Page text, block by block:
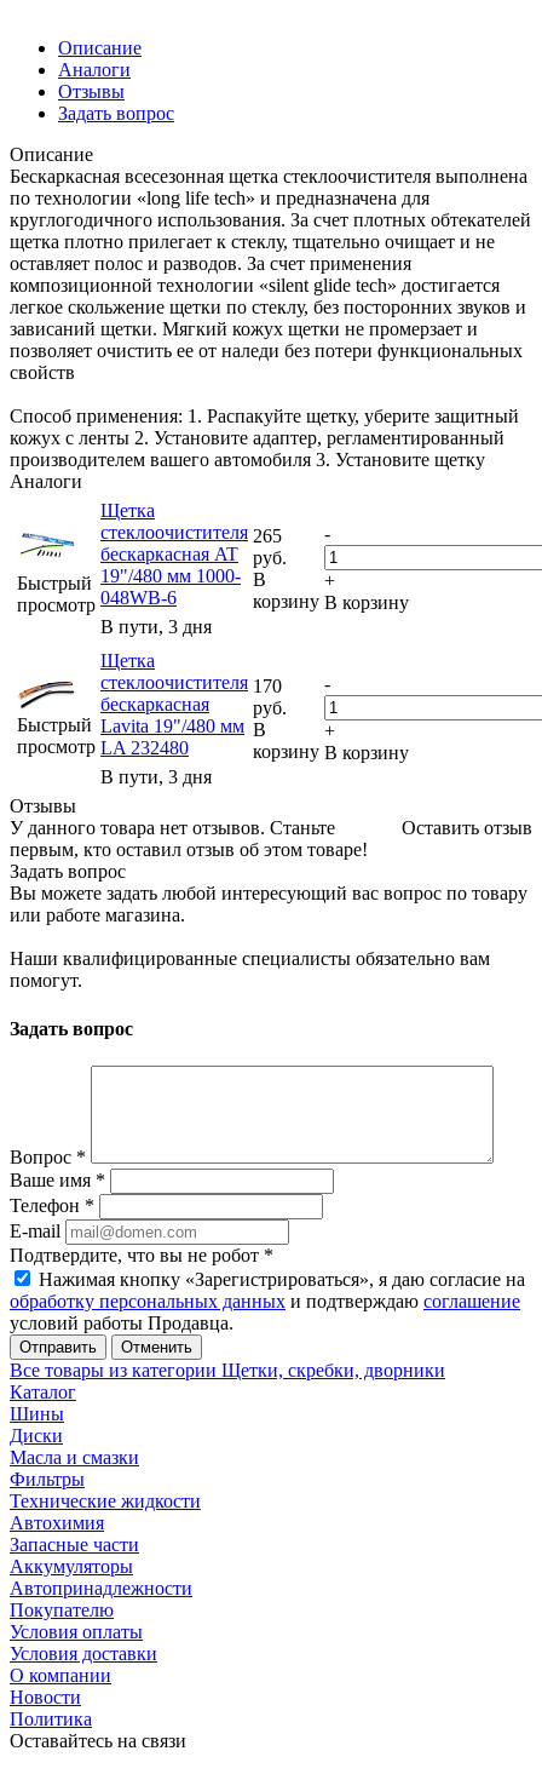
Описание
Аналоги
Отзывы
Задать вопрос
Описание
Бескаркасная всесезонная щетка стеклоочистителя выполнена
по технологии «long life tech» и предназначена для
круглогодичного использования. За счет плотных обтекателей
щетка плотно прилегает к стеклу, тщательно очищает и не
оставляет полос и разводов. За счет применения
композиционной технологии «silent glide tech» достигается
легкое скольжение щетки по стеклу, без посторонних звуков и
зависаний щетки. Мягкий кожух щетки не промерзает и
позволяет очистить ее от наледи без потери функциональных
свойств
Способ применения: 1. Распакуйте щетку, уберите защитный
кожух с ленты 2. Установите адаптер, регламентированный
производителем вашего автомобиля 3. Установите щетку
Аналоги
Быстрый
просмотр
Щетка
стеклоочистителя
бескаркасная AT
19"/480 мм 1000-
048WB-6
В пути, 3 дня
265
руб.
В
корзину
-
+
В корзину
Быстрый
просмотр
Щетка
стеклоочистителя
бескаркасная
Lavita 19"/480 мм
LA 232480
В пути, 3 дня
170
руб.
В
корзину
-
+
В корзину
Отзывы
Оставить отзыв
У данного товара нет отзывов. Станьте
первым, кто оставил отзыв об этом товаре!
Задать вопрос
Вы можете задать любой интересующий вас вопрос по товару
или работе магазина.
Наши квалифицированные специалисты обязательно вам
помогут.
Задать вопрос
Вопрос *
Ваше имя *
Телефон *
E-mail
Подтвердите, что вы не робот *
Нажимая кнопку «Зарегистрироваться», я даю согласие на
обработку персональных данных и подтверждаю соглашение
условий работы Продавца.
Отменить
Все товары из категории Щетки, скребки, дворники
Каталог
Шины
Диски
Масла и смазки
Фильтры
Технические жидкости
Автохимия
Запасные части
Аккумуляторы
Автопринадлежности
Покупателю
Условия оплаты
Условия доставки
О компании
Новости
Политика
Оставайтесь на связи